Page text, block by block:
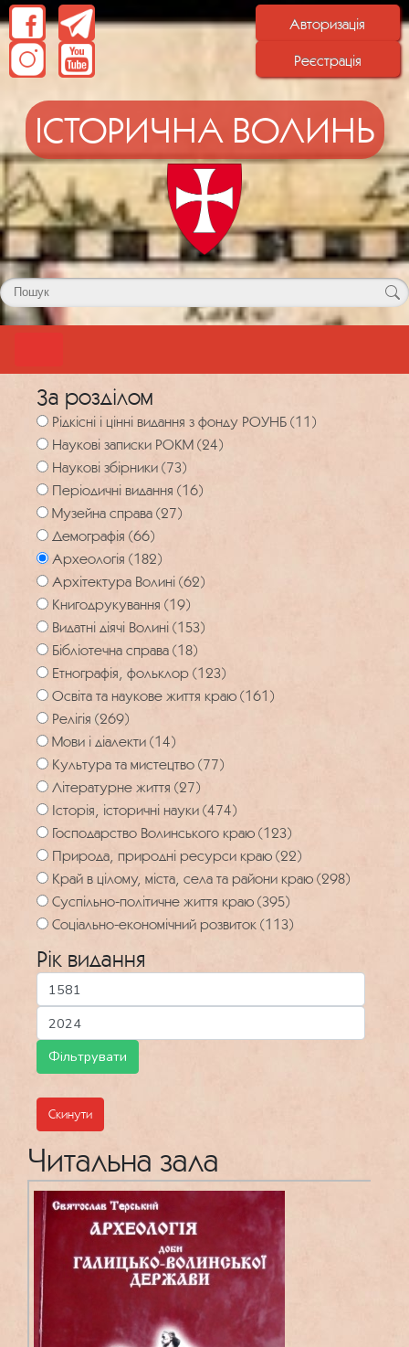
Авторизація
Реєстрація
ІСТОРИЧНА ВОЛИНЬ
За розділом
Рідкісні і цінні видання з фонду РОУНБ (11)
Наукові записки РОКМ (24)
Наукові збірники (73)
Періодичні видання (16)
Музейна справа (27)
Демографія (66)
Археологія (182)
Архітектура Волині (62)
Книгодрукування (19)
Видатні діячі Волині (153)
Бібліотечна справа (18)
Етнографія, фольклор (123)
Освіта та наукове життя краю (161)
Релігія (269)
Мови і діалекти (14)
Культура та мистецтво (77)
Літературне життя (27)
Історія, історичні науки (474)
Господарство Волинського краю (123)
Природа, природні ресурси краю (22)
Край в цілому, міста, села та райони краю (298)
Суспільно-політичне життя краю (395)
Соціально-економічний розвиток (113)
Рік видання
Скинути
Читальна зала